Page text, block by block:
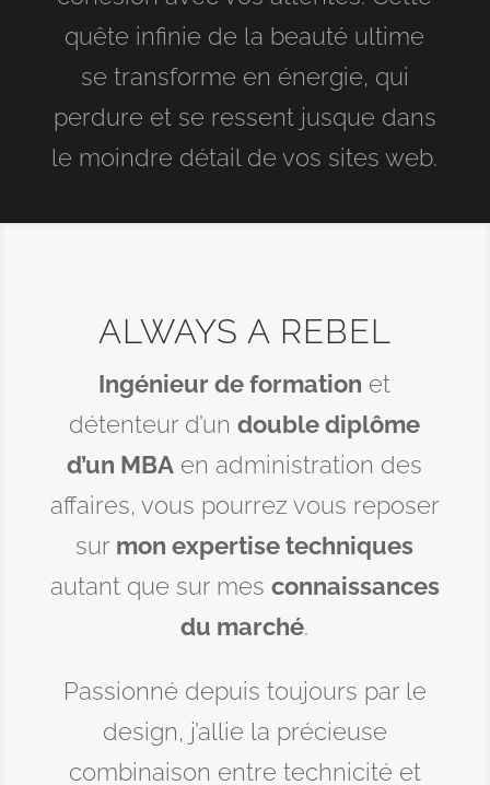
quête infinie de la beauté ultime
se transforme en énergie, qui
perdure et se ressent jusque dans
le moindre détail de vos sites web.
ALWAYS A REBEL
Ingénieur de formation et
détenteur d’undouble diplôme
d’un MBA en administration des
affaires, vous pourrez vous reposer
sur mon expertise techniques
autant que sur mes connaissances
du marché.
Passionné depuis toujours par le
design, j’allie la précieuse
combinaison entre technicité et